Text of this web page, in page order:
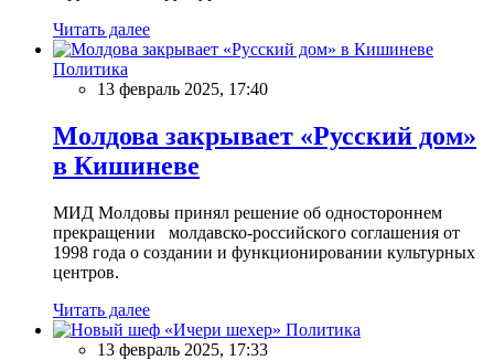
Читать далее
Политика
13 февраль 2025, 17:40
Молдова закрывает «Русский дом»
в Кишиневе
МИД Молдовы принял решение об одностороннем
прекращении молдавско-российского соглашения от
1998 года о создании и функционировании культурных
центров.
Читать далее
Политика
13 февраль 2025, 17:33